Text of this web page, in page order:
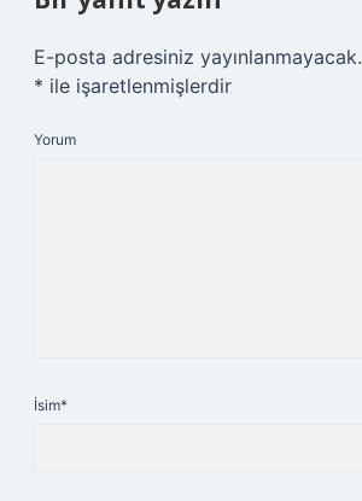
E-posta adresiniz yayınlanmayacak.
* ile işaretlenmişlerdir
Yorum
İsim*